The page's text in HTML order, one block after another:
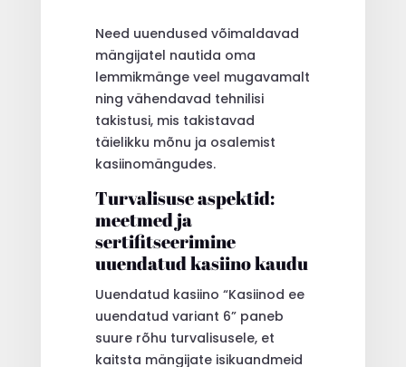
Need uuendused võimaldavad
mängijatel nautida oma
lemmikmänge veel mugavamalt
ning vähendavad tehnilisi
takistusi, mis takistavad
täielikku mõnu ja osalemist
kasiinomängudes.
Turvalisuse aspektid:
meetmed ja
sertifitseerimine
uuendatud kasiino kaudu
Uuendatud kasiino “Kasiinod ee
uuendatud variant 6” paneb
suure rõhu turvalisusele, et
kaitsta mängijate isikuandmeid